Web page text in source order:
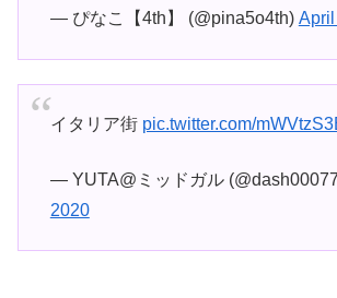
— ぴなこ【4th】 (@pina5o4th)
イタリア街 pic.twitter.com/
— YUTA@ミッドガル
2020